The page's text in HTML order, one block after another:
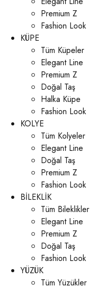
Premium Z
Fashion Look
KÜPE
Tüm Küpeler
Elegant Line
Premium Z
Doğal Taş
Halka Küpe
Fashion Look
KOLYE
Tüm Kolyeler
Elegant Line
Doğal Taş
Premium Z
Fashion Look
BİLEKLİK
Tüm Bileklikler
Elegant Line
Premium Z
Doğal Taş
Fashion Look
YÜZÜK
Tüm Yüzükler